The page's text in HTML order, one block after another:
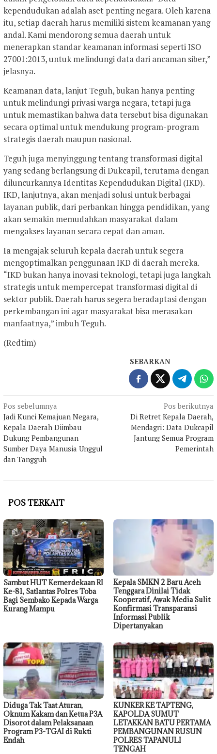
kependudukan adalah aset penting negara. Oleh karena
itu, setiap daerah harus memiliki sistem keamanan yang
andal. Kami mendorong semua daerah untuk
menerapkan standar keamanan informasi seperti ISO
27001:2013, untuk melindungi data dari ancaman siber,”
jelasnya.
Keamanan data, lanjut Teguh, bukan hanya penting
untuk melindungi privasi warga negara, tetapi juga
untuk memastikan bahwa data tersebut bisa digunakan
secara optimal untuk mendukung program-program
strategis daerah maupun nasional.
Teguh juga menyinggung tentang transformasi digital
yang sedang berlangsung di Dukcapil, terutama dengan
diluncurkannya Identitas Kependudukan Digital (IKD).
IKD, lanjutnya, akan menjadi solusi untuk berbagai
layanan publik, dari perbankan hingga pendidikan, yang
akan semakin memudahkan masyarakat dalam
mengakses layanan secara cepat dan aman.
Ia mengajak seluruh kepala daerah untuk segera
mengoptimalkan penggunaan IKD di daerah mereka.
“IKD bukan hanya inovasi teknologi, tetapi juga langkah
strategis untuk mempercepat transformasi digital di
sektor publik. Daerah harus segera beradaptasi dengan
perkembangan ini agar masyarakat bisa merasakan
manfaatnya,” imbuh Teguh.
(Redtim)
SEBARKAN
Navigasi
pos
Pos sebelumnya
Jadi Kunci Kemajuan Negara,
Kepala Daerah Diimbau
Dukung Pembangunan
Sumber Daya Manusia Unggul
dan Tangguh
Pos berikutnya
Di Retret Kepala Daerah,
Mendagri: Data Dukcapil
Jantung Semua Program
Pemerintah
POS TERKAIT
Sambut HUT Kemerdekaan RI
Ke-81, Satlantas Polres Toba
Bagi Sembako Kepada Warga
Kurang Mampu
Kepala SMKN 2 Baru Aceh
Tenggara Dinilai Tidak
Kooperatif, Awak Media Sulit
Konfirmasi Transparansi
Informasi Publik
Dipertanyakan
Diduga Tak Taat Aturan,
Oknum Kakam dan Ketua P3A
Disorot dalam Pelaksanaan
Program P3-TGAI di Rukti
Endah
KUNKER KE TAPTENG,
KAPOLDA SUMUT
LETAKKAN BATU PERTAMA
PEMBANGUNAN RUSUN
POLRES TAPANULI
TENGAH